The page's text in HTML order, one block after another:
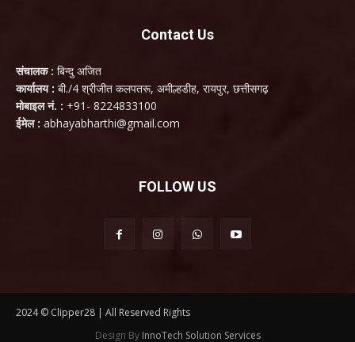
Contact Us
संचालक : बिन्दु अजित
कार्यालय : बी./4 श्रीजीत कलपतरू, अमील्हडीह, रायपुर, छत्तीसगढ़
मोबाइल नं. : +91- 8224833100
ईमेल : abhayabharthi@gmail.com
FOLLOW US
2024 © Clipper28 | All Reserved Rights
Design By InnoTech Solution Services